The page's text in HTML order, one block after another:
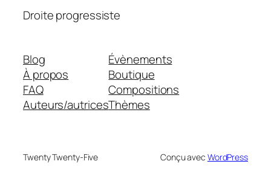
Droite progressiste
Blog
À propos
FAQ
Auteurs/autrices
Évènements
Boutique
Compositions
Thèmes
Twenty Twenty-Five Conçu avec WordPress